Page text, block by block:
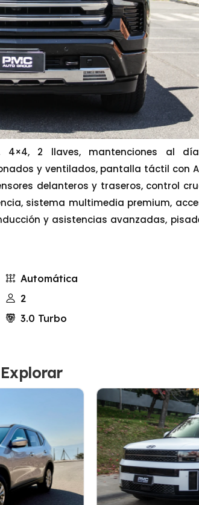
4×4, 2 llaves, mantenciones al
y ventilados, pantalla táctil con
delanteros y traseros, control
sistema multimedia premium,
y asistencias avanzadas,
Automática
2
3.0 Turbo